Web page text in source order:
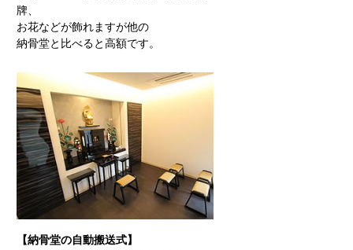
牌、
お花などが飾れますが他の
納骨堂と比べると高額です。
【納骨堂の自動搬送式】